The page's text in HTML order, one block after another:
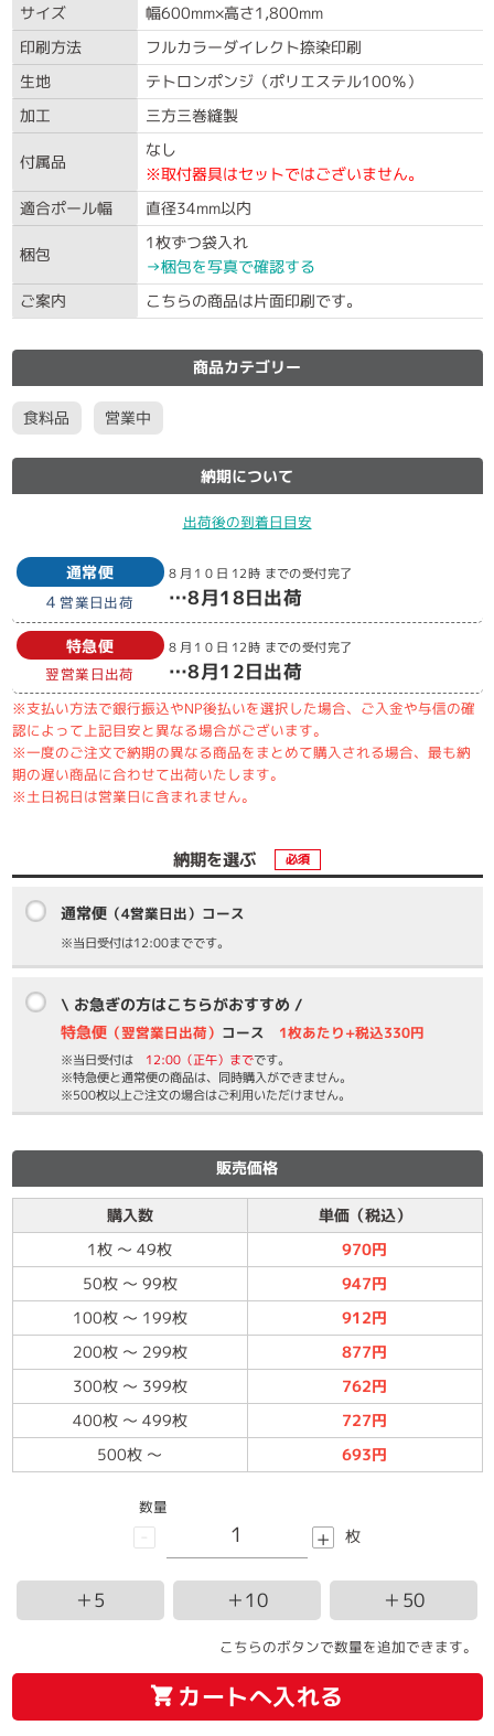
サイズ
幅600mm×高さ1,800mm
印刷方法
フルカラーダイレクト捺染印刷
生地
テトロンポンジ（ポリエステル100％）
加工
三方三巻縫製
付属品
なし
※取付器具はセットではございません。
適合ポール幅
直径34mm以内
梱包
1枚ずつ袋入れ
→梱包を写真で確認する
ご案内
こちらの商品は片面印刷です。
商品カテゴリー
食料品 営業中
納期について
出荷後の到着日目安
通常便
4 営業日出荷
8月10日 12時 までの受付完了
…8月18日出荷
特急便
翌営業日出荷
8月10日 12時 までの受付完了
…8月12日出荷
※支払い方法で銀行振込やNP後払いを選択した場合、ご入金や与信の確
認によって上記目安と異なる場合がございます。
※一度のご注文で納期の異なる商品をまとめて購入される場合、最も納
期の遅い商品に合わせて出荷いたします。
※土日祝日は営業日に含まれません。
納期を選ぶ 必須
通常便 （4営業日出）コース
※当日受付は12:00までです。
\ お急ぎの方はこちらがおすすめ /
特急便 （翌営業日出荷） コース 1枚あたり+税込330円
※当日受付は 12:00（正午）までです。
※特急便と通常便の商品は、同時購入ができません。
※500枚以上ご注文の場合はご利用いただけません。
販売価格
購入数
単価（税込）
1枚 ～ 49枚
970円
50枚 ～ 99枚
947円
100枚 ～ 199枚
912円
200枚 ～ 299枚
877円
300枚 ～ 399枚
762円
400枚 ～ 499枚
727円
500枚 ～ 693円
-
数量
+ 枚
＋5 ＋10 ＋50
こちらのボタンで数量を追加できます。
カートへ入れる